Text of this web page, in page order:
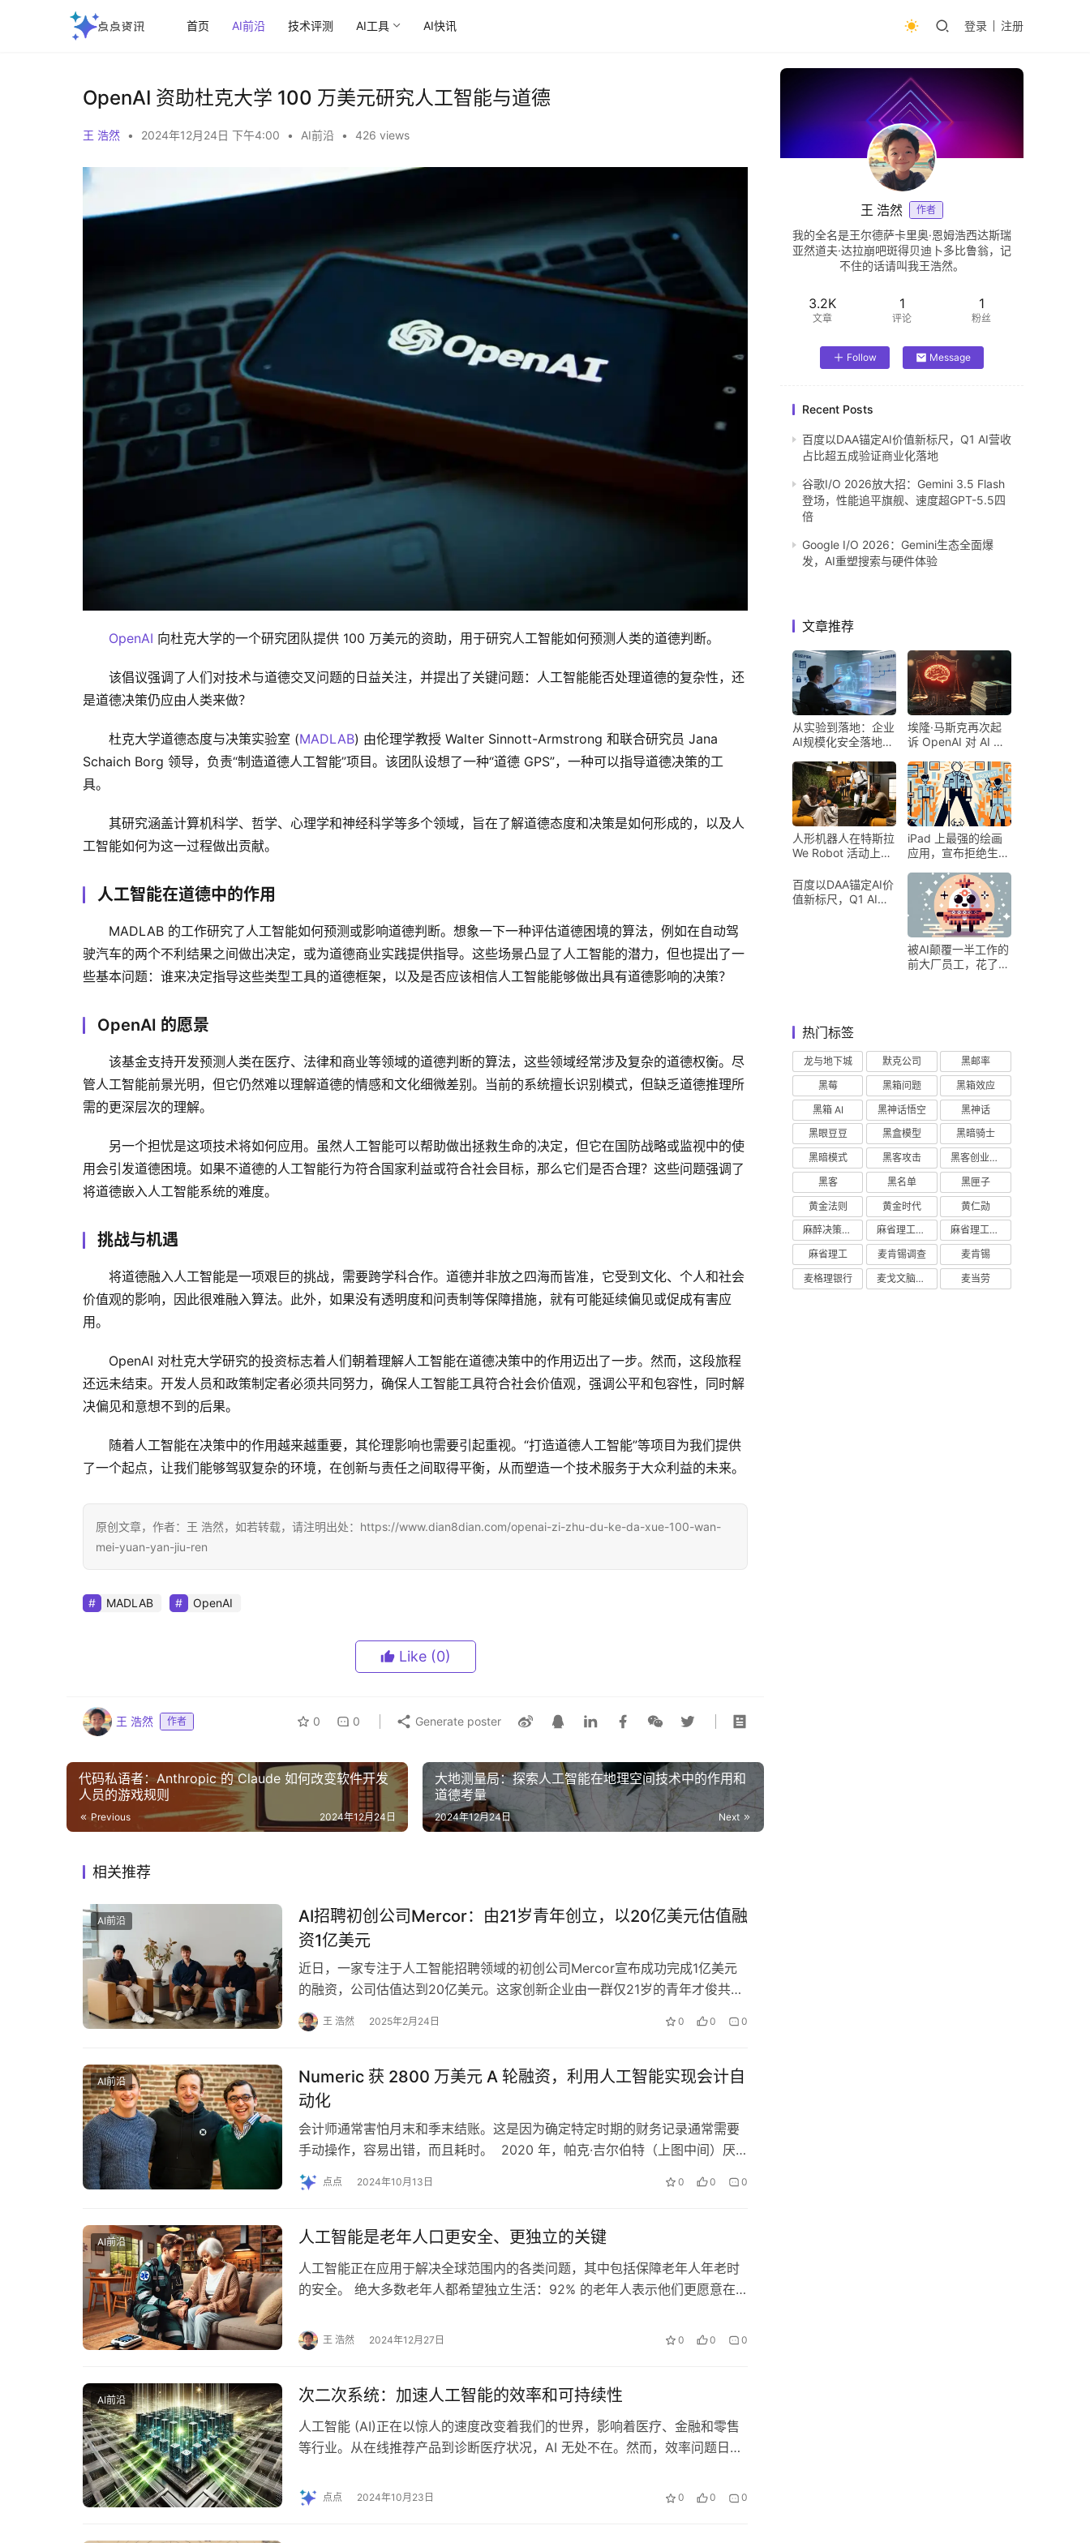
首页 AI前沿 技术评测 AI工具 AI快讯 登录 注册
OpenAI 资助杜克大学 100 万美元研究人工智能与道德
王 浩然 • 2024年12月24日 下午4:00 • AI前沿 • 426 views
OpenAI 向杜克大学的一个研究团队提供 100 万美元的资助，用于研究人工智能如何预测人类的道德判断。
该倡议强调了人们对技术与道德交叉问题的日益关注，并提出了关键问题：人工智能能否处理道德的复杂性，还
是道德决策仍应由人类来做？
杜克大学道德态度与决策实验室 (MADLAB) 由伦理学教授 Walter Sinnott-Armstrong 和联合研究员 Jana
Schaich Borg 领导，负责“制造道德人工智能”项目。该团队设想了一种“道德 GPS”，一种可以指导道德决策的工
具。
其研究涵盖计算机科学、哲学、心理学和神经科学等多个领域，旨在了解道德态度和决策是如何形成的，以及人
工智能如何为这一过程做出贡献。
人工智能在道德中的作用
MADLAB 的工作研究了人工智能如何预测或影响道德判断。想象一下一种评估道德困境的算法，例如在自动驾
驶汽车的两个不利结果之间做出决定，或为道德商业实践提供指导。这些场景凸显了人工智能的潜力，但也提出了一
些基本问题：谁来决定指导这些类型工具的道德框架，以及是否应该相信人工智能能够做出具有道德影响的决策？
OpenAI 的愿景
该基金支持开发预测人类在医疗、法律和商业等领域的道德判断的算法，这些领域经常涉及复杂的道德权衡。尽
管人工智能前景光明，但它仍然难以理解道德的情感和文化细微差别。当前的系统擅长识别模式，但缺乏道德推理所
需的更深层次的理解。
另一个担忧是这项技术将如何应用。虽然人工智能可以帮助做出拯救生命的决定，但它在国防战略或监视中的使
用会引发道德困境。如果不道德的人工智能行为符合国家利益或符合社会目标，那么它们是否合理？这些问题强调了
将道德嵌入人工智能系统的难度。
挑战与机遇
将道德融入人工智能是一项艰巨的挑战，需要跨学科合作。道德并非放之四海而皆准，它受到文化、个人和社会
价值观的影响，因此很难融入算法。此外，如果没有透明度和问责制等保障措施，就有可能延续偏见或促成有害应
用。
OpenAI 对杜克大学研究的投资标志着人们朝着理解人工智能在道德决策中的作用迈出了一步。然而，这段旅程
还远未结束。开发人员和政策制定者必须共同努力，确保人工智能工具符合社会价值观，强调公平和包容性，同时解
决偏见和意想不到的后果。
随着人工智能在决策中的作用越来越重要，其伦理影响也需要引起重视。“打造道德人工智能”等项目为我们提供
了一个起点，让我们能够驾驭复杂的环境，在创新与责任之间取得平衡，从而塑造一个技术服务于大众利益的未来。
原创文章，作者：王 浩然，如若转载，请注明出处：https://www.dian8dian.com/openai-zi-zhu-du-ke-da-xue-100-wan-
mei-yuan-yan-jiu-ren
MADLAB OpenAI
Like (0)
王 浩然 作者 0 0 Generate poster
代码私语者：Anthropic 的 Claude 如何改变软件开发
人员的游戏规则
Previous 2024年12月24日
大地测量局：探索人工智能在地理空间技术中的作用和
道德考量
Next
2024年12月24日
相关推荐
AI前沿
AI招聘初创公司Mercor：由21岁青年创立，以20亿美元估值融
资1亿美元
近日，一家专注于人工智能招聘领域的初创公司Mercor宣布成功完成1亿美元
的融资，公司估值达到20亿美元。这家创新企业由一群仅21岁的青年才俊共同
创立，致力于通过人工智能技术颠覆传…
王 浩然 2025年2月24日 0 0 0
AI前沿
Numeric 获 2800 万美元 A 轮融资，利用人工智能实现会计自
动化
会计师通常害怕月末和季末结账。这是因为确定特定时期的财务记录通常需要
手动操作，容易出错，而且耗时。 2020 年，帕克·吉尔伯特（上图中间）厌
倦了在一家早期创业公司管理…
点点 2024年10月13日 0 0 0
AI前沿 人工智能是老年人口更安全、更独立的关键
人工智能正在应用于解决全球范围内的各类问题，其中包括保障老年人年老时
的安全。 绝大多数老年人都希望独立生活：92% 的老年人表示他们更愿意在
王 浩然 2024年12月27日 0 0 0
AI前沿 次二次系统：加速人工智能的效率和可持续性
人工智能 (AI)正在以惊人的速度改变着我们的世界，影响着医疗、金融和零售
等行业。从在线推荐产品到诊断医疗状况，AI 无处不在。然而，效率问题日益
点点 2024年10月23日 0 0 0
王 浩然 作者
我的全名是王尔德萨卡里奥·恩姆浩西达斯瑞
亚然道夫·达拉崩吧斑得贝迪卜多比鲁翁，记
不住的话请叫我王浩然。
3.2K
文章
1
评论
1
粉丝
Follow Message
Recent Posts
百度以DAA锚定AI价值新标尺，Q1 AI营收
占比超五成验证商业化落地
谷歌I/O 2026放大招：Gemini 3.5 Flash
登场，性能追平旗舰、速度超GPT-5.5四
倍
Google I/O 2026：Gemini生态全面爆
发，AI重塑搜索与硬件体验
文章推荐
从实验到落地：企业
AI规模化安全落地的
埃隆·马斯克再次起
诉 OpenAI 对 AI 行
人形机器人在特斯拉
We Robot 活动上为
iPad 上最强的绘画
应用，宣布拒绝生成
百度以DAA锚定AI价
值新标尺，Q1 AI营
被AI颠覆一半工作的
前大厂员工，花了8
热门标签
龙与地下城 默克公司
黑邮率
黑莓
黑箱问题
黑箱效应
黑箱 AI
黑神话悟空
黑神话
黑眼豆豆
黑盒模型
黑暗骑士
黑暗模式
黑客攻击
黑客创业主义
黑客
黑名单
黑匣子
黄金法则
黄金时代
黄仁勋
麻醉决策支持
麻省理工学院研究
麻省理工学院
麻省理工
麦肯锡调查
麦肯锡
麦格理银行
麦戈文脑研究所 麦当劳